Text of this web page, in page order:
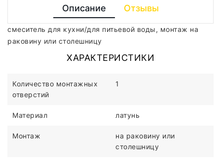
Описание Отзывы
смеситель для кухни/для питьевой воды, монтаж на
раковину или столешницу
ХАРАКТЕРИСТИКИ
Количество монтажных
отверстий
1
Материал латунь
Монтаж
на раковину или
столешницу